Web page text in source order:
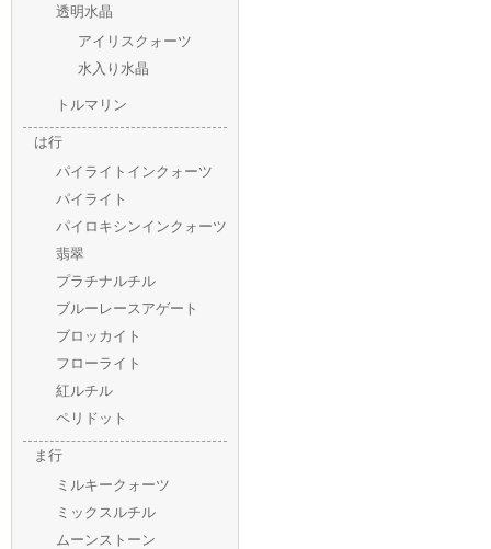
透明水晶
アイリスクォーツ
水入り水晶
トルマリン
は行
パイライトインクォーツ
パイライト
パイロキシンインクォーツ
翡翠
プラチナルチル
ブルーレースアゲート
ブロッカイト
フローライト
紅ルチル
ペリドット
ま行
ミルキークォーツ
ミックスルチル
ムーンストーン